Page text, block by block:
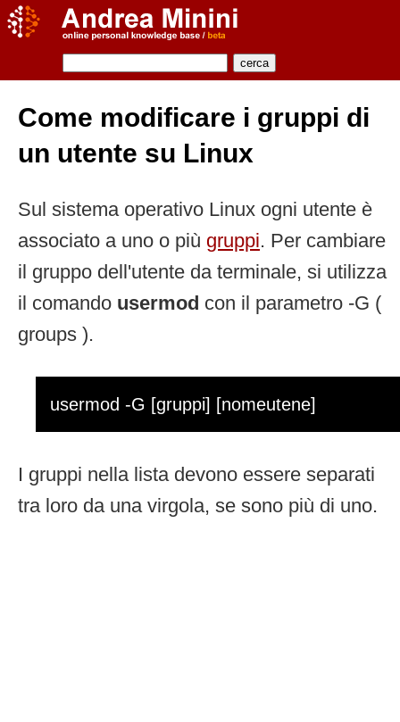
Come modificare i gruppi di
un utente su Linux
Sul sistema operativo Linux ogni utente è
associato a uno o più gruppi. Per cambiare
il gruppo dell'utente da terminale, si utilizza
il comando usermod con il parametro -G (
groups ).
usermod -G [gruppi] [nomeutene]
I gruppi nella lista devono essere separati
tra loro da una virgola, se sono più di uno.